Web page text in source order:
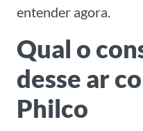
entender agora.
Qual o
desse ar
Philco